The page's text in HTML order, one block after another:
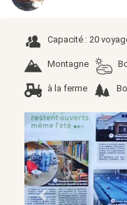
Capacité : 20
Montagne
à la ferme
Précédent